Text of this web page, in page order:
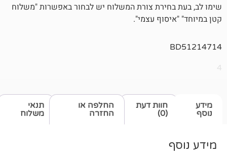
צורת המשלוח יש לבחור באפשרות "משלוח
עצמי".
תנאי
משלוח
חוות דעת
החלפה או
החזרה